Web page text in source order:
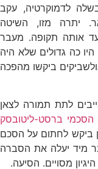
לדמוקרטיה, עקב
יתרה מזו, השיטה
אותה תקופה. מעבר
כה גדולים שלא היה
ביקשו מהפכה
לתת תמורה לצאן
הסכמי ברסט-ליטובסק
ביקש לחתום על הסכם
מיד יעלה את הסברה
מסויים. הסיעה.